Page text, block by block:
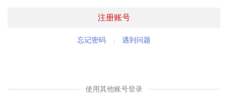
注册账号
忘记密码 遇到问题
使用其他账号登录